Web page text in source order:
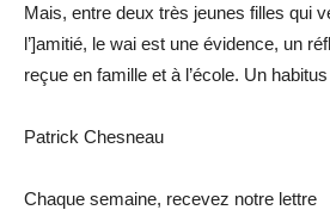
Mais, entre deux très jeunes filles qui
l’]amitié, le wai est une évidence, un
reçue en famille et à l’école. Un
Patrick Chesneau
Chaque semaine, recevez notre lettre